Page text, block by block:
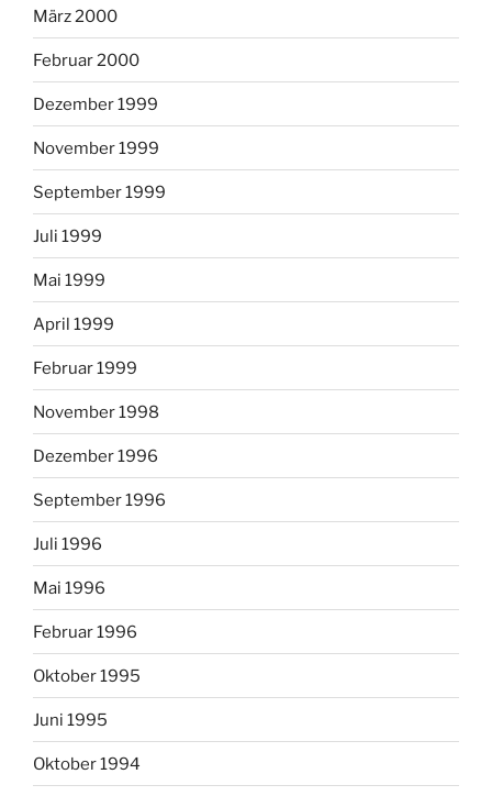
März 2000
Februar 2000
Dezember 1999
November 1999
September 1999
Juli 1999
Mai 1999
April 1999
Februar 1999
November 1998
Dezember 1996
September 1996
Juli 1996
Mai 1996
Februar 1996
Oktober 1995
Juni 1995
Oktober 1994